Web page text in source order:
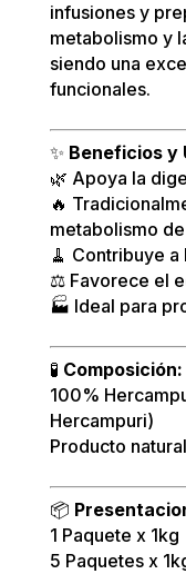
infusiones y
metabolismo y
siendo una
funcionales.
✨ Beneficios y
🌿 Apoya la
🔥
metabolismo
🧹 Contribuye
⚖️ Favorece el
🏭 Ideal para
🧪 Composición:
100%
Hercampuri)
Producto
📦
1 Paquete x 1kg
5 Paquetes x